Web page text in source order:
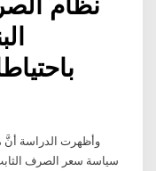
وأظهرت الدراسة أنَّ